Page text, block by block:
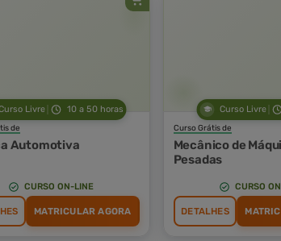
Livre 10 a 50 horas
de
Automotiva
CURSO ON-LINE
MATRICULAR AGORA
Curso Livre
Curso Grátis de
Mecânico de
Pesadas
CURSO
DETALHES